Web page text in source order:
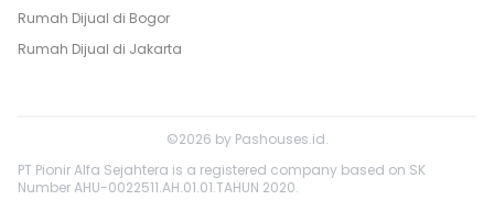
Rumah Dijual di Bogor
Rumah Dijual di Jakarta
©2026 by Pashouses.id.
PT Pionir Alfa Sejahtera is a registered company based on SK
Number AHU-0022511.AH.01.01.TAHUN 2020.